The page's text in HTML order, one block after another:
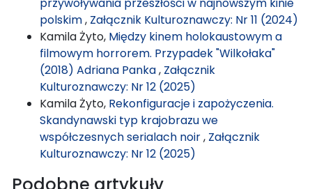
polskim, Załącznik Kulturoznawczy: Nr 11 (2024)
Kamila Żyto, Między kinem holokaustowym a
filmowym horrorem. Przypadek "Wilkołaka"
(2018) Adriana Panka, Załącznik
Kulturoznawczy: Nr 12 (2025)
Kamila Żyto, Rekonfiguracje i zapożyczenia.
Skandynawski typ krajobrazu we
współczesnych serialach noir, Załącznik
Kulturoznawczy: Nr 12 (2025)